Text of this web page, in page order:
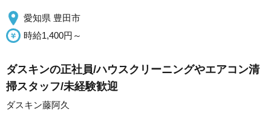
愛知県 豊田市
時給1,400円～
ダスキンの正社員/ハウスクリーニングやエアコン清
掃スタッフ/未経験歓迎
ダスキン藤阿久